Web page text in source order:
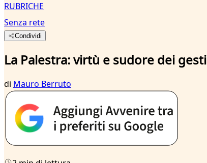
RUBRICHE
Senza rete
Condividi
La Palestra: virtù e sudore dei gesti
di Mauro Berruto